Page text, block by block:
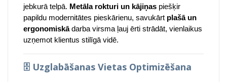
jebkurā telpā. Metāla rokturi un kājiņas piešķir
papildu modernitātes pieskārienu, savukārt plašā un
ergonomiskādarba virsma ļauj ērti strādāt, vienlaikus
uzņemot klientus stilīgā vidē.
🗄️ Uzglabāšanas Vietas Optimizēšana